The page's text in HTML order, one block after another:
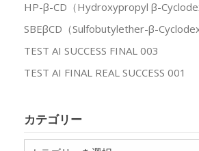
HP-β-CD（Hydroxypropyl β-
SBEβCD（Sulfobutylether-β-
TEST AI SUCCESS FINAL 003
TEST AI FINAL REAL SUCCESS 001
カテゴリー